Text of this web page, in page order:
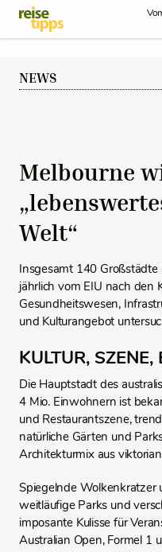
Skip to Content
NEWS
Melbourne
Welt“
Insgesamt 140
jährlich vom EIU nach den
Gesundheitswesen,
und Kulturangebot
KULTUR, SZENE,
Die Hauptstadt des
4 Mio. Einwohnern ist
und Restaurantszene,
natürliche Gärten und
Architekturmix aus
Spiegelnde Wolkenkratzer
weitläufige Parks und
imposante Kulisse für
Australian Open, Formel 1